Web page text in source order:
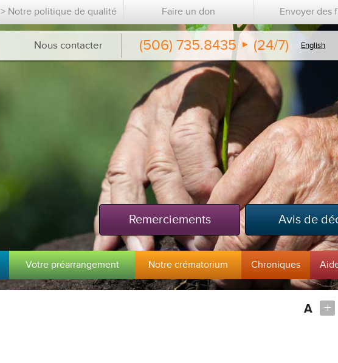
> Notre politique de qualité Faire un don Envoyer des
Nous contacter (506) 735.8435 (24/7) English
Avis de
Remerciements
Votre préarrangement Notre crématorium Chroniques
A +